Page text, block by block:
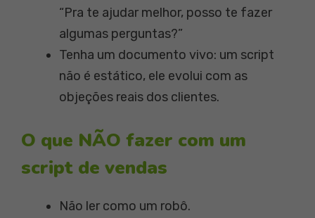
“Pra te ajudar melhor, posso te fazer
algumas perguntas?”
Tenha um documento vivo: um script
não é estático, ele evolui com as
objeções reais dos clientes.
O que NÃO fazer com um
script de vendas
Não ler como um robô.